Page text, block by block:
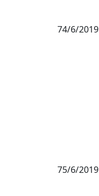
74/6/2019
75/6/2019